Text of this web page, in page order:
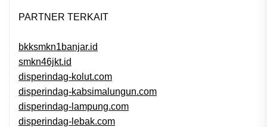
PARTNER TERKAIT
bkksmkn1banjar.id
smkn46jkt.id
disperindag-kolut.com
disperindag-kabsimalungun.com
disperindag-lampung.com
disperindag-lebak.com